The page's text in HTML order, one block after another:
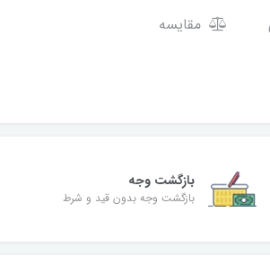
مقایسه
بازگشت وجه
بازگشت وجه بدون قید و شرط